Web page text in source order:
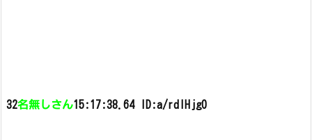
32名無しさん15:17:38.64 ID:a/rdIHjg0